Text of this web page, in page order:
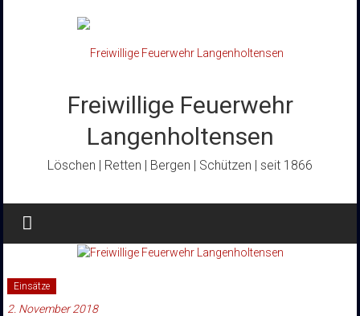
Freiwillige Feuerwehr
Langenholtensen
Löschen | Retten | Bergen | Schützen | seit 1866
Einsätze
2. November 2018